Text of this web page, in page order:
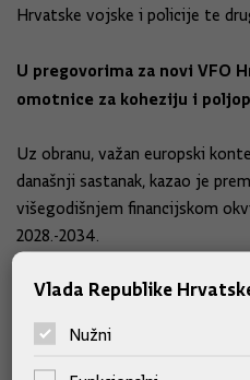
Hrvatske vojske i policije te
U pregovorima za novi
omotnice za koheziju i
Uz obranu, važan europski
današnji sastanak, kazao je
višegodišnjem financijskom
2028.-2034.
Taj će okvir imati nešto
smo navikli, dodao je, jer se
prioritete današnjeg trenutka.
Vlada Republike
Nužni